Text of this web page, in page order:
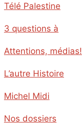
Télé Palestine
3 questions à
Attentions, médias!
L’autre Histoire
Michel Midi
Nos dossiers